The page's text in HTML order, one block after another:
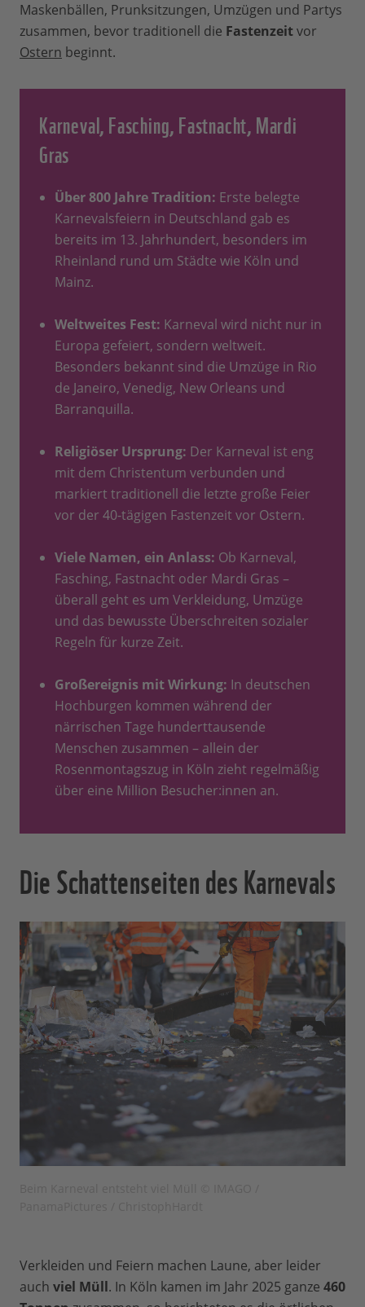
Maskenbällen, Prunksitzungen, Umzügen und Partys
zusammen, bevor traditionell die Fastenzeitvor
Ostern beginnt.
Karneval, Fasching, Fastnacht, Mardi
Gras
Über 800 Jahre Tradition: Erste belegte
Karnevalsfeiern in Deutschland gab es
bereits im 13. Jahrhundert, besonders im
Rheinland rund um Städte wie Köln und
Mainz.
Weltweites Fest: Karneval wird nicht nur in
Europa gefeiert, sondern weltweit.
Besonders bekannt sind die Umzüge in Rio
de Janeiro, Venedig, New Orleans und
Barranquilla.
Religiöser Ursprung: Der Karneval ist eng
mit dem Christentum verbunden und
markiert traditionell die letzte große Feier
vor der 40-tägigen Fastenzeit vor Ostern.
Viele Namen, ein Anlass: Ob Karneval,
Fasching, Fastnacht oder Mardi Gras –
überall geht es um Verkleidung, Umzüge
und das bewusste Überschreiten sozialer
Regeln für kurze Zeit.
Großereignis mit Wirkung: In deutschen
Hochburgen kommen während der
närrischen Tage hunderttausende
Menschen zusammen – allein der
Rosenmontagszug in Köln zieht regelmäßig
über eine Million Besucher:innen an.
Die Schattenseiten des Karnevals
Verkleiden und Feiern machen Laune, aber leider
auch viel Müll. In Köln kamen im Jahr 2025 ganze 460